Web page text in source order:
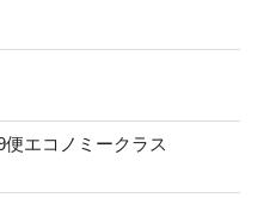
エコノミークラス